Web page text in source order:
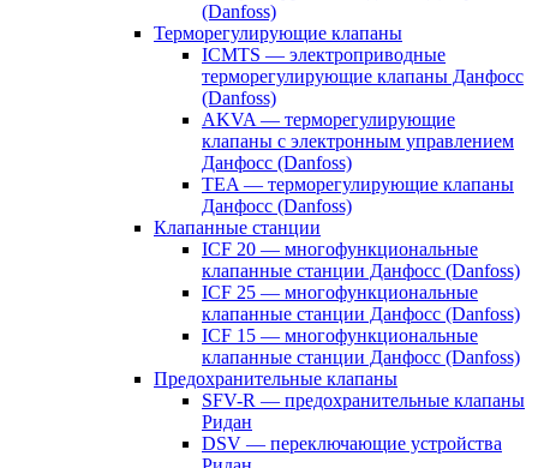
(Danfoss)
Терморегулирующие клапаны
ICMTS — электроприводные
терморегулирующие клапаны Данфосс
(Danfoss)
AKVA — терморегулирующие
клапаны с электронным управлением
Данфосс (Danfoss)
TEA — терморегулирующие клапаны
Данфосс (Danfoss)
Клапанные станции
ICF 20 — многофункциональные
клапанные станции Данфосс (Danfoss)
ICF 25 — многофункциональные
клапанные станции Данфосс (Danfoss)
ICF 15 — многофункциональные
клапанные станции Данфосс (Danfoss)
Предохранительные клапаны
SFV-R — предохранительные клапаны
Ридан
DSV — переключающие устройства